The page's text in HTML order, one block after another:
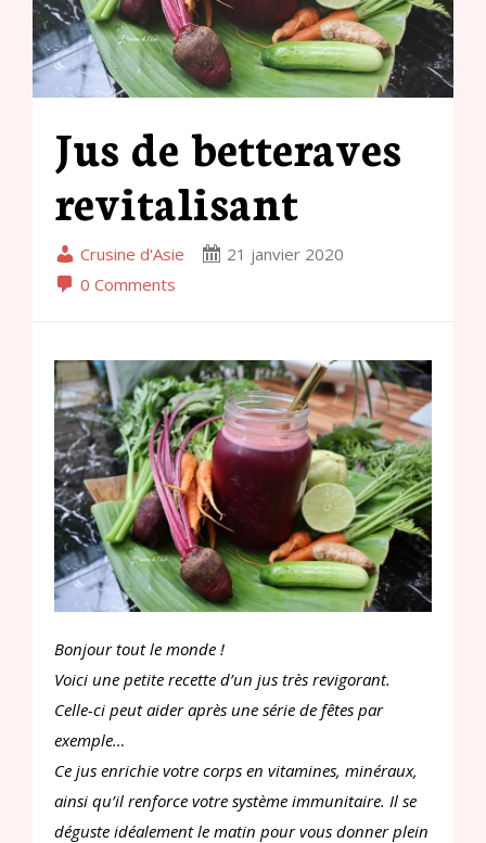
Jus de betteraves
revitalisant
Crusine d'Asie
21 janvier 2020
0 Comments
Bonjour tout le monde !
Voici une petite recette d’un jus très revigorant.
Celle-ci peut aider après une série de fêtes par
exemple…
Ce jus enrichie votre corps en vitamines, minéraux,
ainsi qu’il renforce votre système immunitaire. Il se
déguste idéalement le matin pour vous donner plein